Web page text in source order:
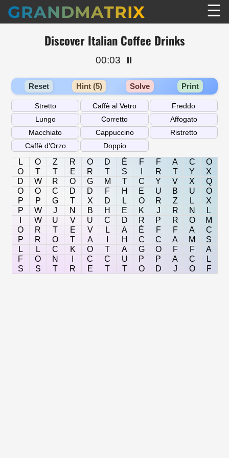
GRANDMATRIX ☰
Discover Italian Coffee Drinks
00:03 ⏸️
Reset Hint (5) Solve Print
L O Z R O D È F F A C
O
O
T T E R T S R T Y
X
D
W R O G M T C Y V X
Q
O
O C D D F H E U B U
O
P
P G T X D L O R Z L
X
P
W J N B H E K J R N
L
W U V U C D R P R O
M
O
R T E V L A È F F A
C
P
R O T A H C C A M
S
L
L C K O T A G O F F
A
F
O N C C U P P A C
L
S
S T R E T T O D J O F